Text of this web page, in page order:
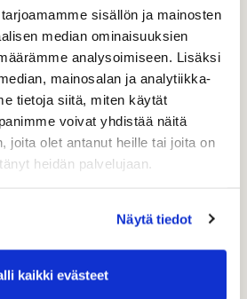
sisällön ja mainosten
median ominaisuuksien
analysoimiseen. Lisäksi
mainosalan ja analytiikka-
tietoja siitä, miten käytät
voivat yhdistää näitä
joita olet antanut heille tai joita on
heidän palvelujaan.
Näytä tiedot
kaikki evästeet